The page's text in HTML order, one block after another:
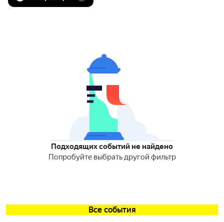
Подходящих событий не найдено
Попробуйте выбрать другой фильтр
Все события